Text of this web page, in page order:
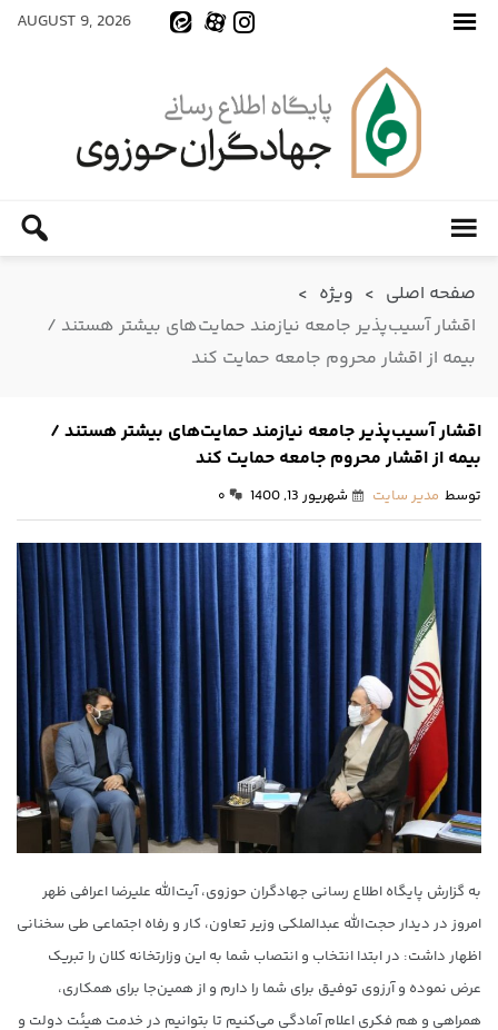
AUGUST 9, 2026
صفحه اصلی > ویژه >
اقشار آسیب‌پذیر جامعه نیازمند حمایت‌های بیشتر هستند /
بیمه از اقشار محروم جامعه حمایت کند
اقشار آسیب‌پذیر جامعه نیازمند حمایت‌های بیشتر هستند /
بیمه از اقشار محروم جامعه حمایت کند
توسط مدیر سایت شهریور 13, 1400 ۰
به گزارش پایگاه اطلاع رسانی جهادگران حوزوی، آیت‌الله علیرضا اعرافی ظهر
امروز در دیدار حجت‌الله عبدالملکی وزیر تعاون، کار و رفاه اجتماعی طی سخنانی
اظهار داشت: در ابتدا انتخاب و انتصاب شما به این وزارتخانه کلان را تبریک
عرض نموده و آرزوی توفیق برای شما را دارم و از همین‌جا برای همکاری،
همراهی و هم فکری اعلام آمادگی می‌کنیم تا بتوانیم در خدمت هیئت دولت و